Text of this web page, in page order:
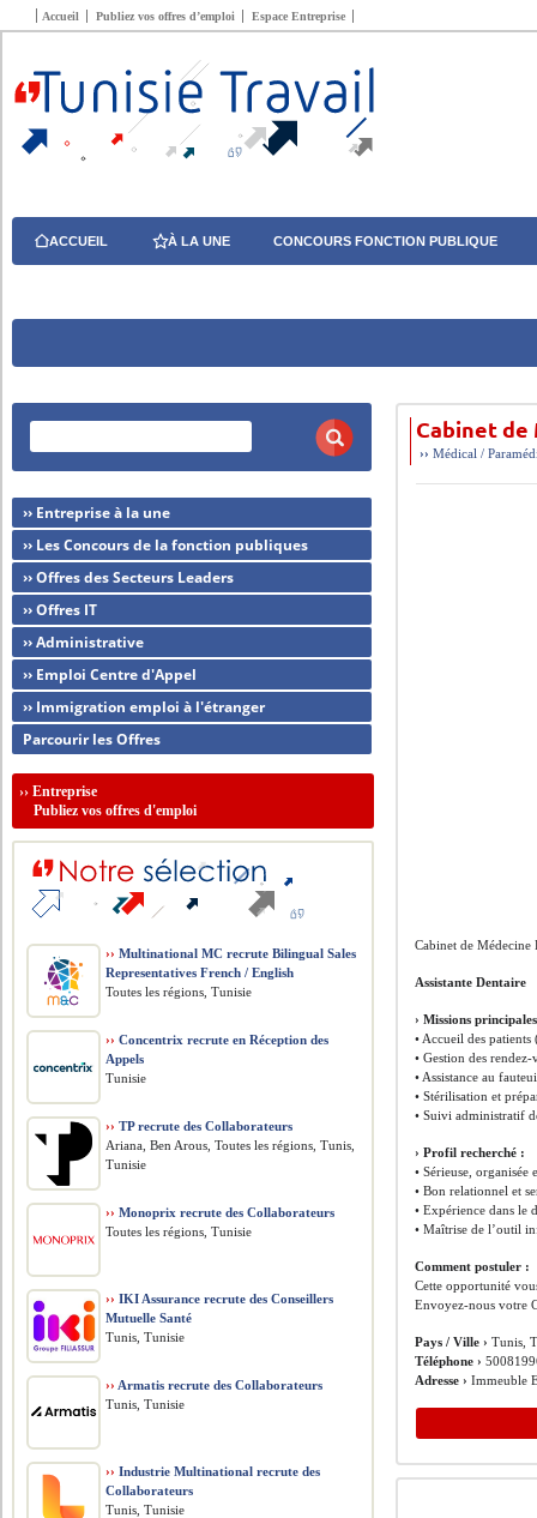
Accueil Publiez vos offres d’emploi Espace Entreprise
ACCUEIL À LA UNE CONCOURS FONCTION PUBLIQUE
Cabinet
››Médical /
Cabinet de
Assistante Dentaire
› Missions
• Accueil des
• Gestion des
• Assistance au
• Stérilisation et
• Suivi administratif
› Profil recherché :
• Sérieuse, organisée
• Bon relationnel et
• Expérience dans le
• Maîtrise de l’outil
Comment postuler :
Cette opportunité
Envoyez-nous votre
Pays / Ville › Tunis,
Téléphone ›
Adresse › Immeuble
›› Entreprise à la une
›› Les Concours de la fonction publiques
›› Offres des Secteurs Leaders
›› Offres IT
›› Administrative
›› Emploi Centre d'Appel
›› Immigration emploi à l'étranger
Parcourir les Offres
››Entreprise
Publiez vos offres d'emploi
›› Multinational MC recrute Bilingual Sales
Representatives French / English
Toutes les régions, Tunisie
›› Concentrix recrute en Réception des
Appels
Tunisie
›› TP recrute des Collaborateurs
Ariana, Ben Arous, Toutes les régions, Tunis,
Tunisie
›› Monoprix recrute des Collaborateurs
Toutes les régions, Tunisie
›› IKI Assurance recrute des Conseillers
Mutuelle Santé
Tunis, Tunisie
›› Armatis recrute des Collaborateurs
Tunis, Tunisie
›› Industrie Multinational recrute des
Collaborateurs
Tunis, Tunisie